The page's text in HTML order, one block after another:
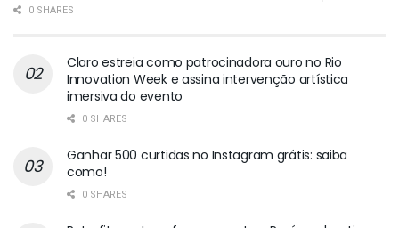
0 SHARES
Claro estreia como patrocinadora ouro no Rio
Innovation Week e assina intervenção artística
imersiva do evento
0 SHARES
Ganhar 500 curtidas no Instagram grátis: saiba
como!
0 SHARES